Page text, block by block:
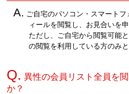
A. ご自宅のパソコン・スマート
ィールを閲覧し、お見合いを
ただし、ご自宅から閲覧可能
の閲覧を利用している方のみと
Q. 異性の会員リスト全員を
か？